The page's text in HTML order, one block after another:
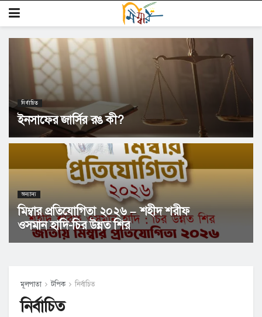
নির্বাচিত
ইনসাফের জার্সির রঙ কী?
অন্যান্য
মিম্বার প্রতিযোগিতা ২০২৬ – শহীদ শরীফ
ওসমান হাদি-চির উন্নত শির
মূলপাতা টপিক নির্বাচিত
নির্বাচিত